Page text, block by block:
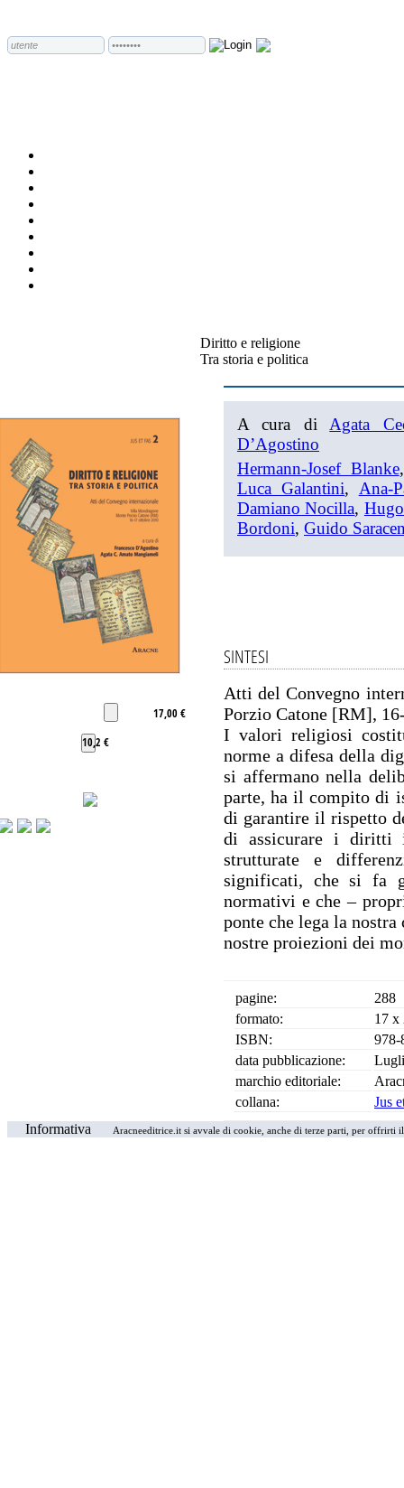
Diritto e religione
Tra storia e politica
17,00 €
10,2 €
A cura di Agata
D’Agostino
Hermann-Josef Blanke
Luca Galantini, Ana-
Damiano Nocilla,
Bordoni, Guido
SINTESI
Atti del Convegno
Porzio Catone [RM],
I valori religiosi
norme a difesa della
si affermano nella
parte, ha il compito di
di garantire il rispetto
di assicurare i diritti
strutturate e
significati, che si fa
normativi e che –
ponte che lega la
nostre proiezioni dei
pagine:
288
formato:
17 x
ISBN:
978-
data pubblicazione:
marchio editoriale:
collana:
Jus
Informativa
Aracneeditrice.it si avvale di cookie, anche di terze parti, per